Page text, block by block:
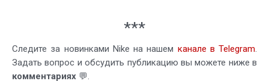
***
Следите за новинками Nike на нашем канале в Telegram.
Задать вопрос и обсудить публикацию вы можете ниже в
комментариях 💬.